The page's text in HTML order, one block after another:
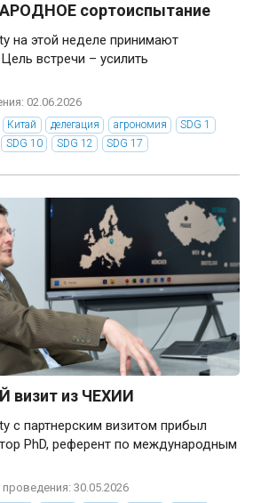
сортоиспытание
на этой неделе принимают
встречи – усилить
02.06.2026
Китай делегация агрономия
SDG 1
SDG 10 SDG 12 SDG 17
из ЧЕХИИ
с партнерским визитом прибыл
PhD, референт по международным
30.05.2026